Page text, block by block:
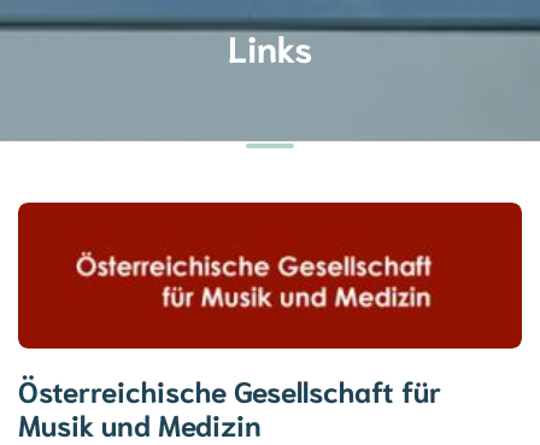
Links
Österreichische Gesellschaft für
Musik und Medizin